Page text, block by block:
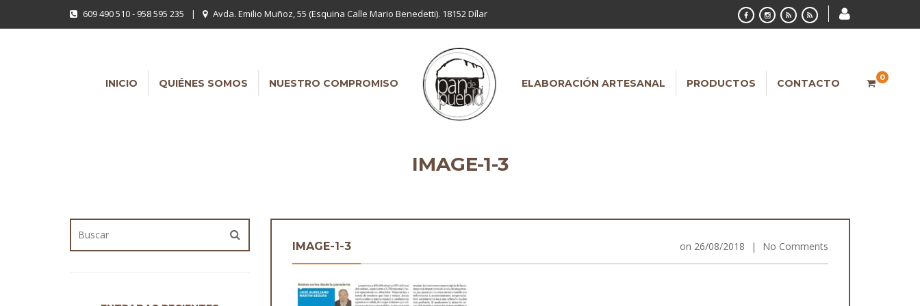
609 490 510 - 958 595 235 | Avda. Emilio Muñoz, 55 (Esquina Calle Mario Benedetti). 18152 Dílar
INICIO QUIÉNES SOMOS NUESTRO COMPROMISO ELABORACIÓN ARTESANAL PRODUCTOS CONTACTO 0
IMAGE-1-3
IMAGE-1-3 on 26/08/2018 | No Comments